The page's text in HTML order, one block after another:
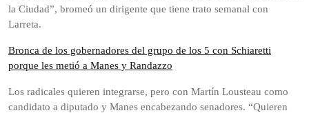
la Ciudad”, bromeó un dirigente que tiene trato semanal con
Larreta.
Bronca de los gobernadores del grupo de los 5 con Schiaretti
porque les metió a Manes y Randazzo
Los radicales quieren integrarse, pero con Martín Lousteau como
candidato a diputado y Manes encabezando senadores. “Quieren